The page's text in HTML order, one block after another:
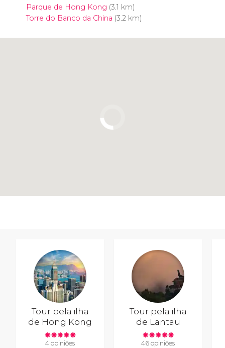
Parque de Hong Kong (3.1 km)
Torre do Banco da China (3.2 km)
Tour pela ilha
de Hong Kong
4 opiniões
Tour pela ilha
de Lantau
46 opiniões